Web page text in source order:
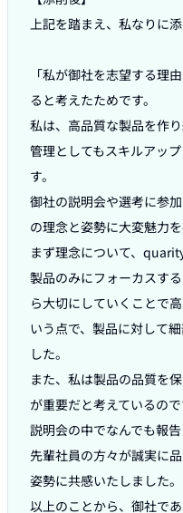
上記を踏まえ、私なりに
「私が御社を志望する理
ると考えたためです。
私は、高品質な製品を作
管理としてもスキルアッ
す。
御社の説明会や選考に参
の理念と姿勢に大変魅力を
まず理念について、
製品のみにフォーカスす
ら大切にしていくことで
いう点で、製品に対して
した。
また、私は製品の品質を
が重要だと考えているの
説明会の中でなんでも報
先輩社員の方々が誠実に
姿勢に共感いたしました。
以上のことから、御社で